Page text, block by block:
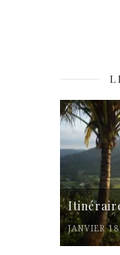
JANVIER